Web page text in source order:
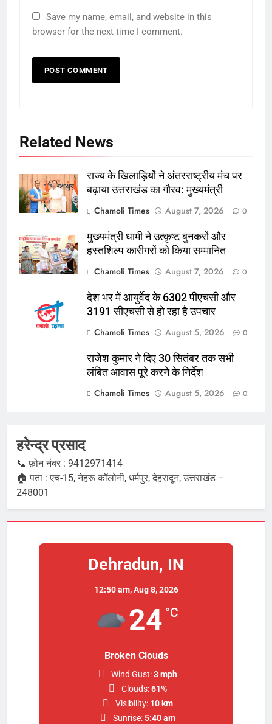
Save my name, email, and website in this
browser for the next time I comment.
Related News
राज्य के खिलाड़ियों ने अंतरराष्ट्रीय मंच पर
बढ़ाया उत्तराखंड का गौरव: मुख्यमंत्री
Chamoli Times
August 7, 2026 0
मुख्यमंत्री धामी ने उत्कृष्ट बुनकरों और
हस्तशिल्प कारीगरों को किया सम्मानित
Chamoli Times
August 7, 2026 0
देश भर में आयुर्वेद के 6302 पीएचसी और
3191 सीएचसी से हो रहा है उपचार
Chamoli Times
August 5, 2026 0
राजेश कुमार ने दिए 30 सितंबर तक सभी
लंबित आवास पूरे करने के निर्देश
Chamoli Times
August 5, 2026 0
हरेन्द्र प्रसाद
📞 फ़ोन नंबर : 9412971414
🏠 पता : एच-15, नेहरू कॉलोनी, धर्मपुर, देहरादून, उत्तराखंड –
248001
Dehradun, IN
12:50 am,Aug 8, 2026
24 °C
Broken Clouds
Wind Gust:3 mph
Clouds:61%
Visibility: 10 km
Sunrise:5:40 am